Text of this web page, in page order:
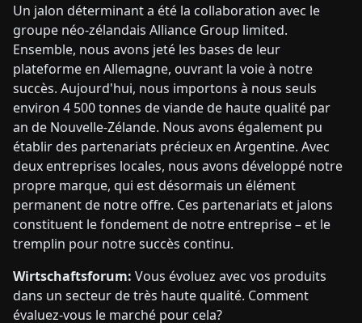
Un jalon déterminant a été la collaboration avec le
groupe néo-zélandais Alliance Group limited.
Ensemble, nous avons jeté les bases de leur
plateforme en Allemagne, ouvrant la voie à notre
succès. Aujourd'hui, nous importons à nous seuls
environ 4 500 tonnes de viande de haute qualité par
an de Nouvelle-Zélande. Nous avons également pu
établir des partenariats précieux en Argentine. Avec
deux entreprises locales, nous avons développé notre
propre marque, qui est désormais un élément
permanent de notre offre. Ces partenariats et jalons
constituent le fondement de notre entreprise – et le
tremplin pour notre succès continu.
Wirtschaftsforum: Vous évoluez avec vos produits
dans un secteur de très haute qualité. Comment
évaluez-vous le marché pour cela?